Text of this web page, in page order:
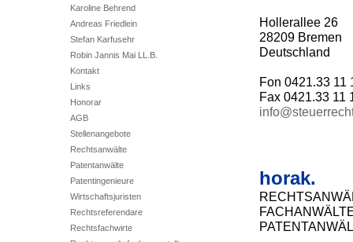
Karoline Behrend
Andreas Friedlein
Stefan Karfusehr
Robin Jannis Mai LL.B.
Kontakt
Links
Honorar
AGB
Stellenangebote
Rechtsanwälte
Patentanwälte
Patentingenieure
Wirtschaftsjuristen
Rechtsreferendare
Rechtsfachwirte
Hollerallee 26
28209 Bremen
Deutschland
Fon 0421.33 11
Fax 0421.33 11
horak.